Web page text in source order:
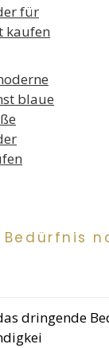
dringende